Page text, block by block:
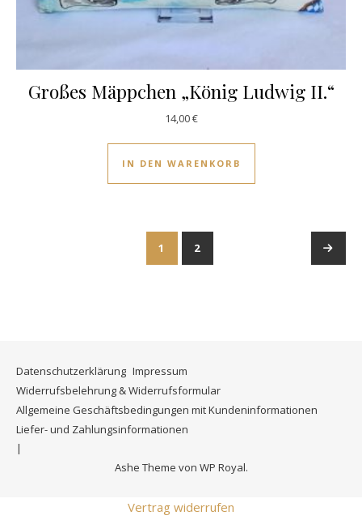
Großes Mäppchen „König Ludwig II.“
14,00€
IN DEN WARENKORB
1 2
Datenschutzerklärung Impressum
Widerrufsbelehrung & Widerrufsformular
Allgemeine Geschäftsbedingungen mit Kundeninformationen
Liefer- und Zahlungsinformationen
Ashe Theme von WP Royal.
Vertrag widerrufen